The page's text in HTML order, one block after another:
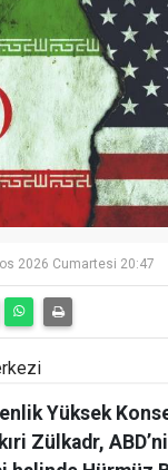
2026 Cumartesi 20:47
Yüksek
Zülkadr,